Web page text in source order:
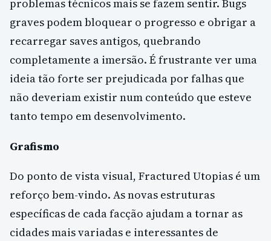
problemas técnicos mais se fazem sentir. Bugs
graves podem bloquear o progresso e obrigar a
recarregar saves antigos, quebrando
completamente a imersão. É frustrante ver uma
ideia tão forte ser prejudicada por falhas que
não deveriam existir num conteúdo que esteve
tanto tempo em desenvolvimento.
Grafismo
Do ponto de vista visual, Fractured Utopias é um
reforço bem-vindo. As novas estruturas
específicas de cada facção ajudam a tornar as
cidades mais variadas e interessantes de